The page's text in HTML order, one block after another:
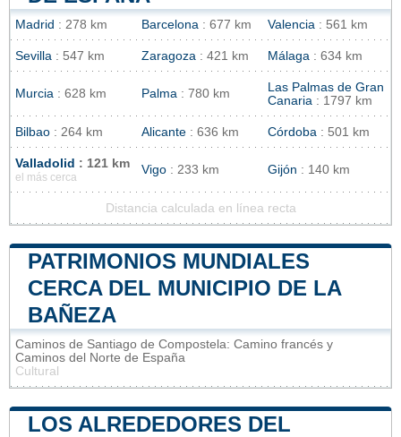
Madrid : 278 km Barcelona : 677 km Valencia : 561 km
Sevilla : 547 km Zaragoza : 421 km Málaga : 634 km
Murcia : 628 km Palma : 780 km
Las Palmas de Gran
Canaria : 1797 km
Bilbao : 264 km Alicante : 636 km Córdoba : 501 km
Valladolid : 121 km
el más cerca
Vigo : 233 km Gijón : 140 km
Distancia calculada en línea recta
PATRIMONIOS MUNDIALES
CERCA DEL MUNICIPIO DE LA
BAÑEZA
Caminos de Santiago de Compostela: Camino francés y
Caminos del Norte de España
Cultural
LOS ALREDEDORES DEL